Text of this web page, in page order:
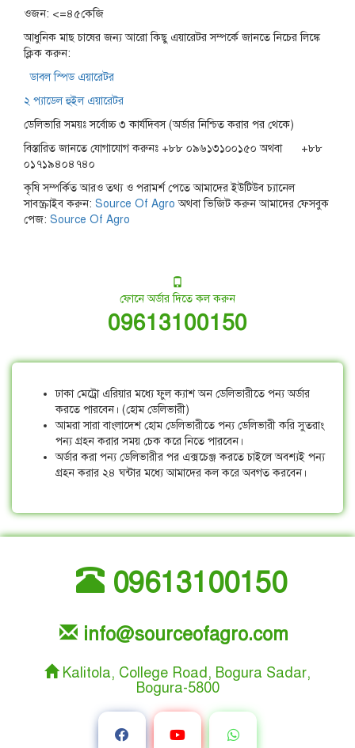
ওজন: <=৪৫কেজি
আধুনিক মাছ চাষের জন্য আরো কিছু এয়ারেটর সম্পর্কে জানতে নিচের লিঙ্কে
ক্লিক করুন:
ডাবল স্পিড এয়ারেটর
২ প্যাডেল হুইল এয়ারেটর
ডেলিভারি সময়ঃ সর্বোচ্চ ৩ কার্যদিবস (অর্ডার নিশ্চিত করার পর থেকে)
বিস্তারিত জানতে যোগাযোগ করুনঃ +৮৮ ০৯৬১৩১০০১৫০ অথবা +৮৮
০১৭১৯৪০৪৭৪০
কৃষি সম্পর্কিত আরও তথ্য ও পরামর্শ পেতে আমাদের ইউটিউব চ্যানেল
সাবস্ক্রাইব করুন: Source Of Agro অথবা ভিজিট করুন আমাদের ফেসবুক
পেজ: Source Of Agro
ফোনে অর্ডার দিতে কল করুন
09613100150
ঢাকা মেট্রো এরিয়ার মধ্যে ফুল ক্যাশ অন ডেলিভারীতে পন্য অর্ডার
করতে পারবেন। (হোম ডেলিভারী)
আমরা সারা বাংলাদেশ হোম ডেলিভারীতে পন্য ডেলিভারী করি সুতরাং
পন্য গ্রহন করার সময় চেক করে নিতে পারবেন।
অর্ডার করা পন্য ডেলিভারীর পর এক্সচেঞ্জ করতে চাইলে অবশ্যই পন্য
গ্রহন করার ২৪ ঘন্টার মধ্যে আমাদের কল করে অবগত করবেন।
09613100150
info@sourceofagro.com
Kalitola, College Road, Bogura Sadar,
Bogura-5800